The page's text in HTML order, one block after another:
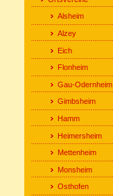
Alsheim
Alzey
Eich
Flonheim
Gau-Odernheim
Gimbsheim
Hamm
Heimersheim
Mettenheim
Monsheim
Osthofen